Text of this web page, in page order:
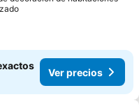
Ver precios